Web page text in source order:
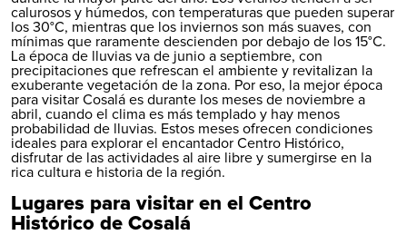
calurosos y húmedos, con temperaturas que pueden superar
los 30°C, mientras que los inviernos son más suaves, con
mínimas que raramente descienden por debajo de los 15°C.
La época de lluvias va de junio a septiembre, con
precipitaciones que refrescan el ambiente y revitalizan la
exuberante vegetación de la zona. Por eso, la mejor época
para visitar Cosalá es durante los meses de noviembre a
abril, cuando el clima es más templado y hay menos
probabilidad de lluvias. Estos meses ofrecen condiciones
ideales para explorar el encantador Centro Histórico,
disfrutar de las actividades al aire libre y sumergirse en la
rica cultura e historia de la región.
Lugares para visitar en el Centro
Histórico de Cosalá